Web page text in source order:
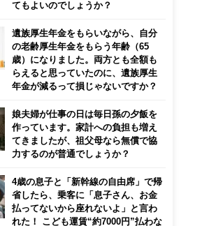
てもよいのでしょうか？
遺族厚生年金をもらいながら、自分
の老齢厚生年金をもらう年齢（65
歳）になりました。両方とも全額も
らえると思っていたのに、遺族厚生
年金が減るって損じゃないですか？
娘夫婦が仕事の日は毎日孫の夕飯を
作っています。家計への負担も増え
てきましたが、祖父母なら無償で協
力するのが普通でしょうか？
4歳の息子と「新幹線の自由席」で帰
省したら、乗客に「息子さん、お金
払ってないから座れないよ」と言わ
れた！ こども運賃“約7000円”払わな